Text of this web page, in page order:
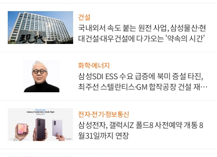
건설
국내외서 속도 붙는 원전 사업, 삼성물산·현
대건설·대우건설에 다가오는 '약속의 시간'
화학·에너지
삼성SDI ESS 수요 급증에 북미 증설 타진,
최주선 스텔란티스·GM 합작공장 건설 재추
전자·전기·정보통신
삼성전자, 갤럭시Z 폴드8 사전예약 개통 8
월31일까지 연장